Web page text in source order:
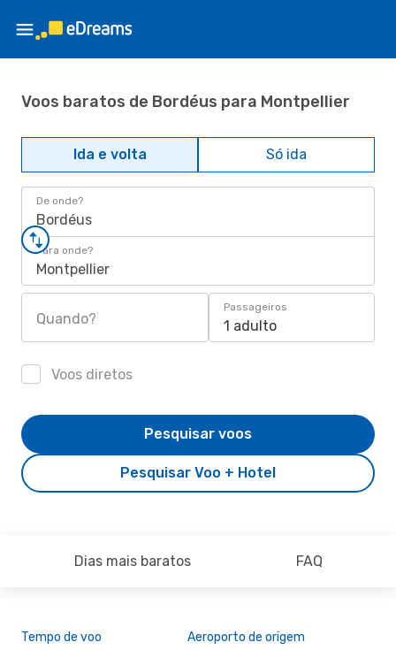
Voos baratos de Bordéus para Montpellier
Ida e volta Só ida
De onde?
Bordéus
Para onde?
Montpellier
Quando?
Passageiros
1 adulto
Voos diretos
Pesquisar Voo + Hotel
Pesquisar voos
Dias mais baratos FAQ
Tempo de voo Aeroporto de origem